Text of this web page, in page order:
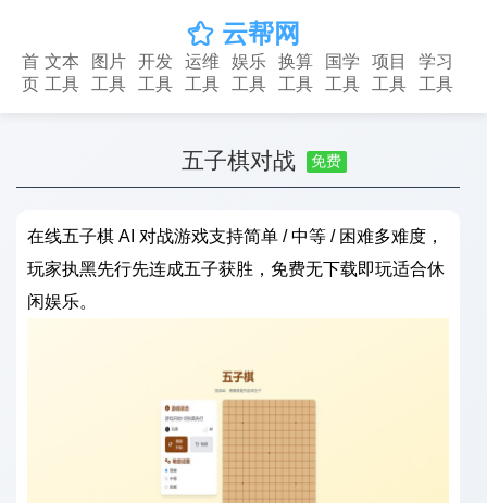
 云帮网
首
页
文本
工具
图片
工具
开发
工具
运维
工具
娱乐
工具
换算
工具
国学
工具
项目
工具
学习
工具
五子棋对战 免费
在线五子棋 AI 对战游戏支持简单 / 中等 / 困难多难度，
玩家执黑先行先连成五子获胜，免费无下载即玩适合休
闲娱乐。